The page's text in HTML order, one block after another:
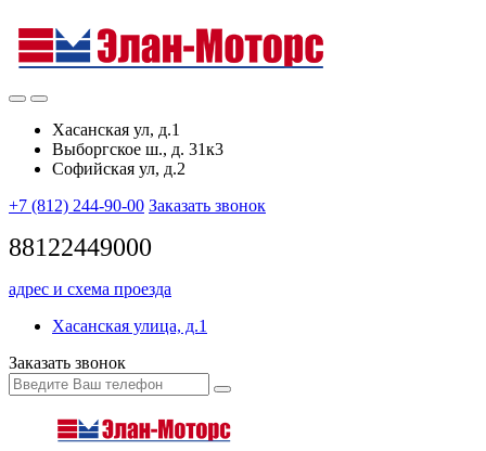
Хасанская ул, д.1
Выборгское ш., д. 31к3
Софийская ул, д.2
+7 (812) 244-90-00 Заказать звонок
88122449000
адрес и схема проезда
Хасанская улица, д.1
Заказать звонок